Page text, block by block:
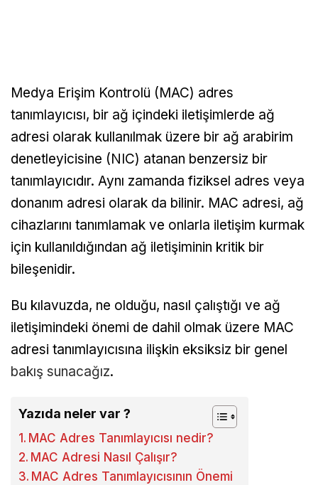
Medya Erişim Kontrolü (MAC) adres
tanımlayıcısı, bir ağ içindeki iletişimlerde ağ
adresi olarak kullanılmak üzere bir ağ arabirim
denetleyicisine (NIC) atanan benzersiz bir
tanımlayıcıdır. Aynı zamanda fiziksel adres veya
donanım adresi olarak da bilinir. MAC adresi, ağ
cihazlarını tanımlamak ve onlarla iletişim kurmak
için kullanıldığından ağ iletişiminin kritik bir
bileşenidir.
Bu kılavuzda, ne olduğu, nasıl çalıştığı ve ağ
iletişimindeki önemi de dahil olmak üzere MAC
adresi tanımlayıcısına ilişkin eksiksiz bir genel
bakış sunacağız.
Yazıda neler var ?
MAC Adres Tanımlayıcısı nedir?
MAC Adresi Nasıl Çalışır?
MAC Adres Tanımlayıcısının Önemi